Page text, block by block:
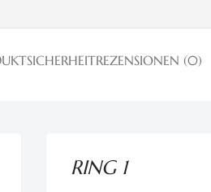
REZENSIONEN (0)
RING 1